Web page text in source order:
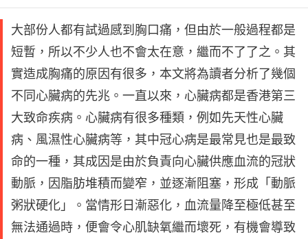
大部份人都有試過感到胸口痛，但由於一般過程都是
短暫，所以不少人也不會太在意，繼而不了了之。其
實造成胸痛的原因有很多，本文將為讀者分析了幾個
不同心臟病的先兆。一直以來，心臟病都是香港第三
大致命疾病。心臟病有很多種類，例如先天性心臟
病、風濕性心臟病等，其中冠心病是最常見也是最致
命的一種，其成因是由於負責向心臟供應血流的冠狀
動脈，因脂肪堆積而變窄，並逐漸阻塞，形成「動脈
粥狀硬化」。當情形日漸惡化，血流量降至極低甚至
無法通過時，便會令心肌缺氧繼而壞死，有機會導致